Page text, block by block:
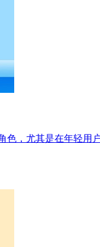
，尤其是在年轻